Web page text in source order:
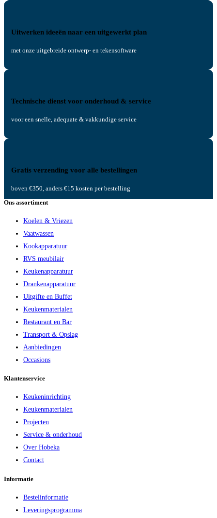
Uitwerken ideeën naar een uitgewerkt plan
met onze uitgebreide ontwerp- en tekensoftware
Technische dienst voor onderhoud & service
voor een snelle, adequate & vakkundige service
Gratis verzending voor alle bestellingen
boven €350, anders €15 kosten per bestelling
Ons assortiment
Koelen & Vriezen
Vaatwassen
Kookapparatuur
RVS meubilair
Keukenapparatuur
Drankenapparatuur
Uitgifte en Buffet
Keukenmaterialen
Restaurant en Bar
Transport & Opslag
Aanbiedingen
Occasions
Klantenservice
Keukeninrichting
Keukenmaterialen
Projecten
Service & onderhoud
Over Hobeka
Contact
Informatie
Bestelinformatie
Leveringsprogramma